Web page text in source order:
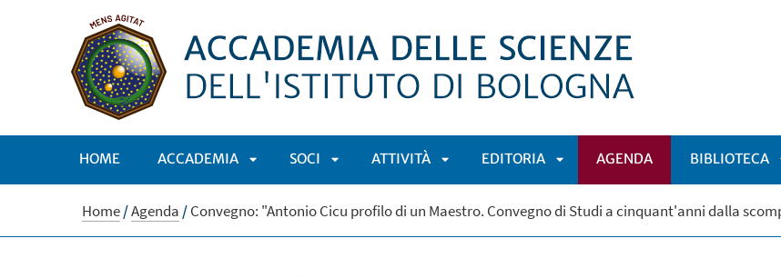
HOME ACCADEMIA
APRI
SOCI
APRI
ATTIVITÀ
APRI
EDITORIA
APRI
AGENDA BIBLIOTECA
Home/Agenda /Convegno: "Antonio Cicu profilo di un Maestro. Convegno di Studi a cinquant'anni dalla